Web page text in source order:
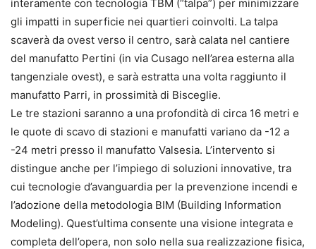
interamente con tecnologia TBM (“talpa”) per minimizzare
gli impatti in superficie nei quartieri coinvolti. La talpa
scaverà da ovest verso il centro, sarà calata nel cantiere
del manufatto Pertini (in via Cusago nell’area esterna alla
tangenziale ovest), e sarà estratta una volta raggiunto il
manufatto Parri, in prossimità di Bisceglie.
Le tre stazioni saranno a una profondità di circa 16 metri e
le quote di scavo di stazioni e manufatti variano da -12 a
-24 metri presso il manufatto Valsesia. L’intervento si
distingue anche per l’impiego di soluzioni innovative, tra
cui tecnologie d’avanguardia per la prevenzione incendi e
l’adozione della metodologia BIM (Building Information
Modeling). Quest’ultima consente una visione integrata e
completa dell’opera, non solo nella sua realizzazione fisica,